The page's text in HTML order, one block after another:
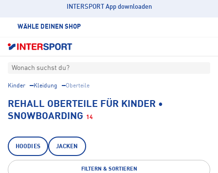
INTERSPORT App downloaden
WÄHLE DEINEN SHOP
Wonach suchst du?
Kinder Kleidung Oberteile
REHALL OBERTEILE FÜR KINDER •
SNOWBOARDING
14
HOODIES JACKEN
FILTERN & SORTIEREN